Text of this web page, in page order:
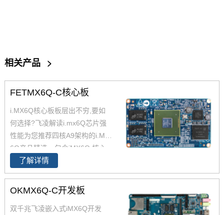
相关产品 >
FETMX6Q-C核心板
i.MX6Q核心板板层出不穷,要如
何选择?飞凌解读i.mx6Q芯片强
性能为您推荐四核A9架构的i.MX
6Q产品精选，包含iMX6Q 核心
板、i.MX6Q 核心板、iMX6Q工
业级核心板，欢迎采购。 i.MX6
Q核心板基于NXP（原Freescal
处理器设计，核心板小尺寸核心
了解详情
OKMX6Q-C开发板
双千兆飞凌嵌入式iMX6Q开发